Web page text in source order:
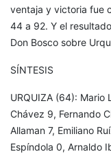
ventaja y victoria fue
44 a 92. Y el
Don Bosco sobre
SÍNTESIS
URQUIZA (64): Mario
Chávez 9, Fernando
Allaman 7, Emiliano
Espíndola 0, Arnaldo